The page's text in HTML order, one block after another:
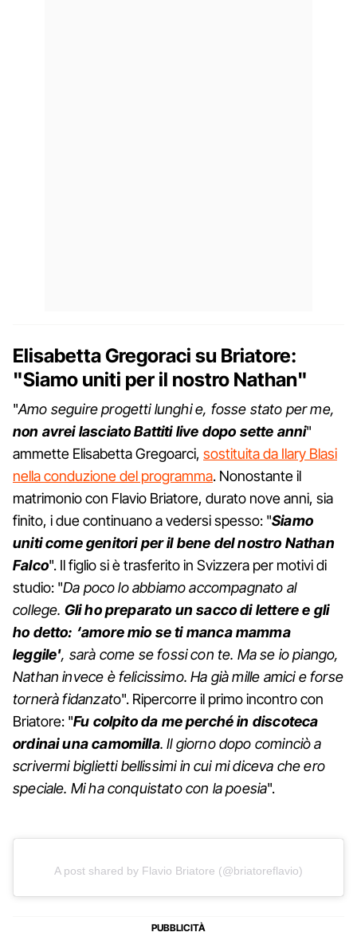
Elisabetta Gregoraci su Briatore:
"Siamo uniti per il nostro Nathan"
"Amo seguire progetti lunghi e, fosse stato per me,
non avrei lasciato Battiti live dopo sette anni"
ammette Elisabetta Gregoarci, sostituita da Ilary Blasi
nella conduzione del programma. Nonostante il
matrimonio con Flavio Briatore, durato nove anni, sia
finito, i due continuano a vedersi spesso: "Siamo
uniti come genitori per il bene del nostro Nathan
Falco". Il figlio si è trasferito in Svizzera per motivi di
studio: "Da poco lo abbiamo accompagnato al
college. Gli ho preparato un sacco di lettere e gli
ho detto: ‘amore mio se ti manca mamma
leggile', sarà come se fossi con te. Ma se io piango,
Nathan invece è felicissimo. Ha già mille amici e forse
tornerà fidanzato". Ripercorre il primo incontro con
Briatore: "Fu colpito da me perché in discoteca
ordinai una camomilla. Il giorno dopo cominciò a
scrivermi biglietti bellissimi in cui mi diceva che ero
speciale. Mi ha conquistato con la poesia".
A post shared by Flavio Briatore (@briatoreflavio)